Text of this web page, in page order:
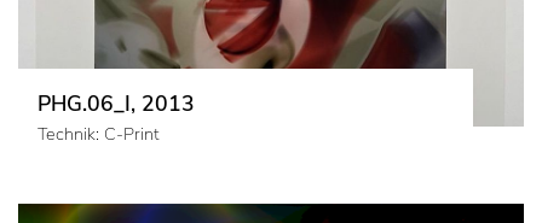
PHG.06_I, 2013
Technik: C-Print